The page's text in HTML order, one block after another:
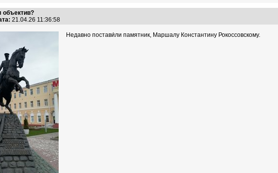
объектив?
21.04.26 11:36:58
Недавно постави́ли памятник, Маршалу Константину Рокоссовскому.